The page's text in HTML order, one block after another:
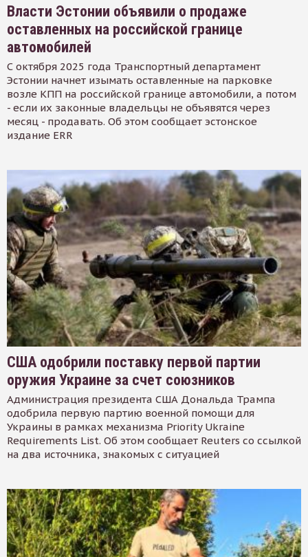
Власти Эстонии объявили о продаже
оставленных на российской границе
автомобилей
С октября 2025 года Транспортный департамент
Эстонии начнет изымать оставленные на парковке
возле КПП на российской границе автомобили, а потом
- если их законные владельцы не объявятся через
месяц - продавать. Об этом сообщает эстонское
издание ERR
США одобрили поставку первой партии
оружия Украине за счет союзников
Администрация президента США Дональда Трампа
одобрила первую партию военной помощи для
Украины в рамках механизма Priority Ukraine
Requirements List. Об этом сообщает Reuters со ссылкой
на два источника, знакомых с ситуацией